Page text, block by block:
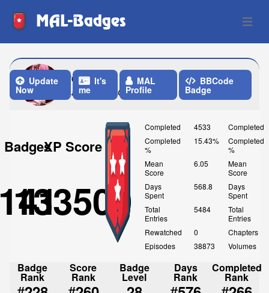
MAL-Badges Open
redincall
Last Update: One Month ago
Update
Now
It's
me
MAL
Profile
BBCode
Badge
BadgesXP Score
133500
Completed
4533
Completed
%
15.43%
Mean
Score
6.05
Days
Spent
568.8
Total
Entries
5484
Rewatched
0
Episodes
38873
Completed
Completed
%
Mean
Score
Days
Spent
Total
Entries
Chapters
Volumes
Badge
Rank
Score
Rank
Badge
Level
Days
Rank
Completed
Rank